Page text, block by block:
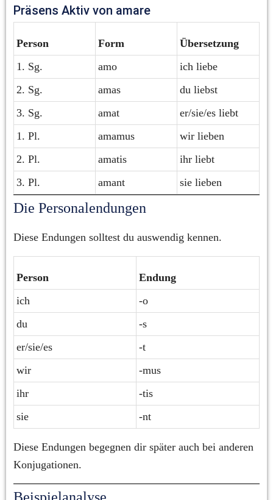
Präsens Aktiv von amare
Person Form
Übersetzung
1. Sg.
amo
ich liebe
2. Sg.
amas
du liebst
3. Sg.
amat
er/sie/es liebt
1. Pl.
amamus
wir lieben
2. Pl.
amatis
ihr liebt
3. Pl.
amant sie lieben
Die Personalendungen
Diese Endungen solltest du auswendig kennen.
Person
Endung
ich
-o
du
-s
er/sie/es
-t
wir
-mus
ihr
-tis
sie
-nt
Diese Endungen begegnen dir später auch bei anderen
Konjugationen.
Beispielanalyse